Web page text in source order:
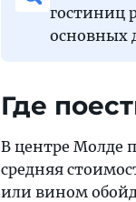
гостиниц
основных
Где
В центре Молде
средняя
или вином